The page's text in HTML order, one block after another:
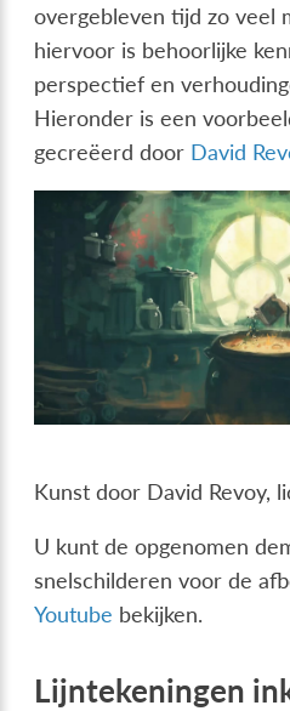
overgebleven tijd zo veel
hiervoor is behoorlijke
perspectief en
Hieronder is een
gecreëerd door David
Kunst door David Revoy,
U kunt de opgenomen
snelschilderen voor de
Youtube bekijken.
Lijntekeningen